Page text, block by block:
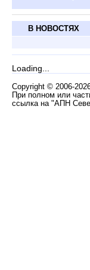
В НОВОСТЯХ
Loading...
Copyright © 2006-
При полном или
ссылка на "АПН